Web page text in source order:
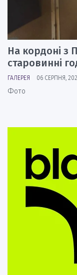
На кордоні з
старовинні
ГАЛЕРЕЯ 06 СЕРПНЯ,
Фото